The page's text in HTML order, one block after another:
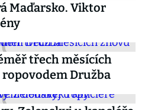
Maďarsko. Viktor
třech měsících
Družba